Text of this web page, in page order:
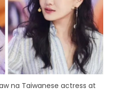
na Taiwanese actress at